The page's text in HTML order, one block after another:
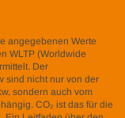
angegebenen Werte
WLTP (Worldwide
Der
sind nicht nur von der
sondern auch vom
CO₂ ist das für die